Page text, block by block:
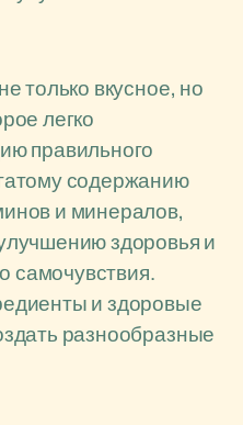
только вкусное, но
легко
правильного
содержанию
и минералов,
здоровья и
самочувствия.
и здоровые
разнообразные